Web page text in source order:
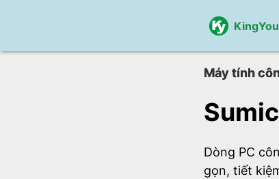
Máy tính
Dòng PC
gọn, tiết